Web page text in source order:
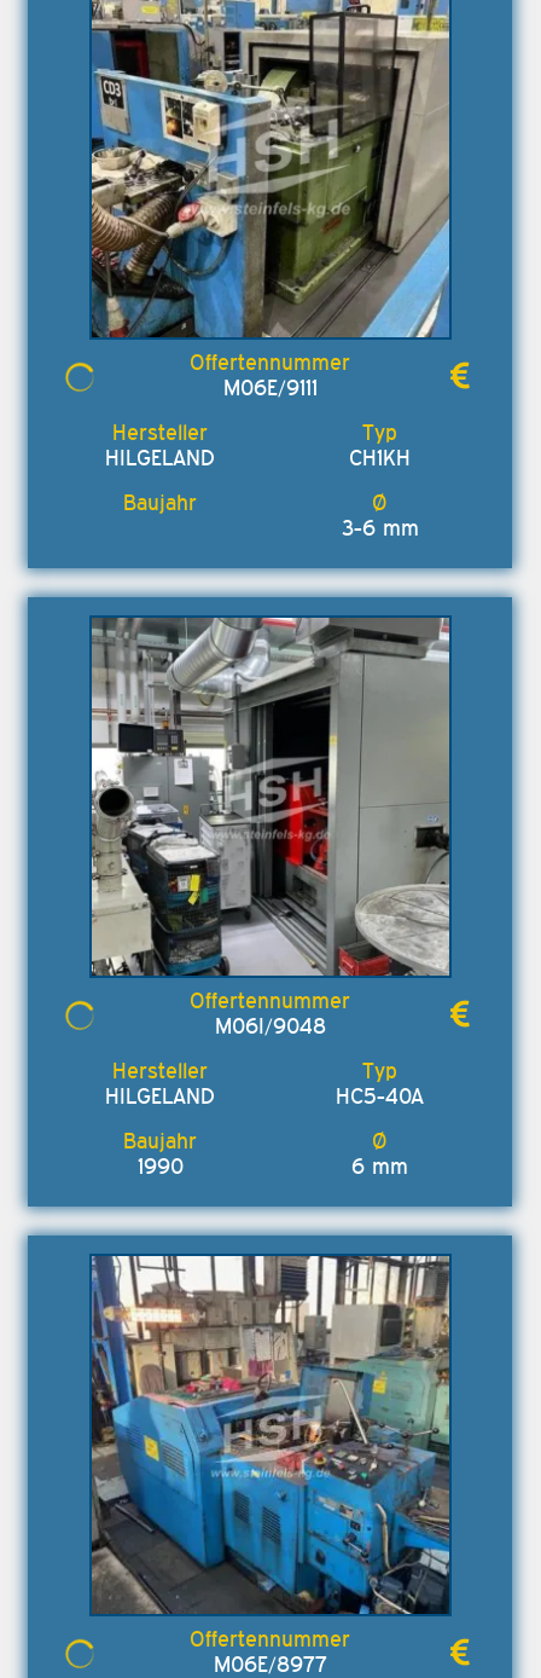
M06E/9111
HILGELAND CH1KH
3-6 mm
M06I/9048
HILGELAND HC5-40A
1990 6 mm
M06E/8977